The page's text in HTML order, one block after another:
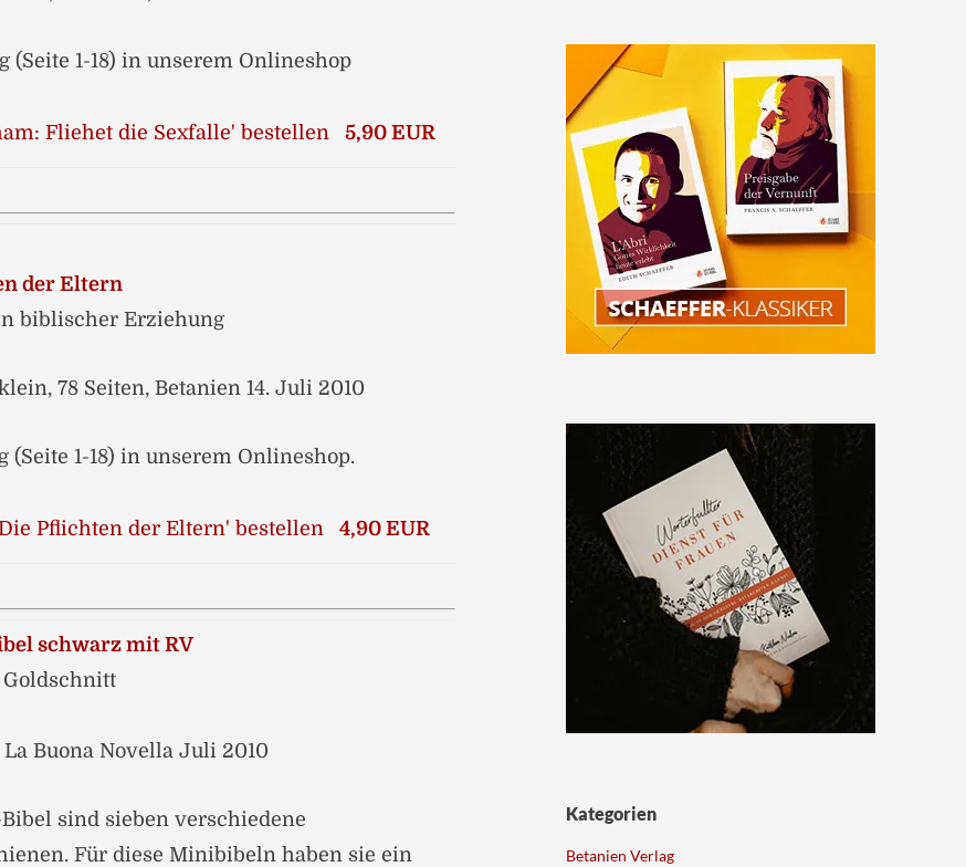
(Seite 1-18) in unserem Onlineshop
5,90 EUR
der Eltern
biblischer Erziehung
78 Seiten, Betanien 14. Juli 2010
(Seite 1-18) in unserem Onlineshop.
4,90 EUR
schwarz mit RV
La Buona Novella Juli 2010
sind sieben verschiedene
Für diese Minibibeln haben sie ein
Kategorien
Betanien Verlag